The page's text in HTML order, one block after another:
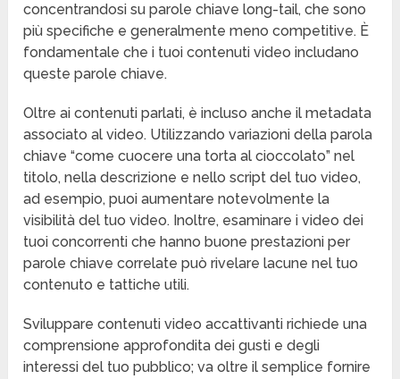
concentrandosi su parole chiave long-tail, che sono
più specifiche e generalmente meno competitive. È
fondamentale che i tuoi contenuti video includano
queste parole chiave.
Oltre ai contenuti parlati, è incluso anche il metadata
associato al video. Utilizzando variazioni della parola
chiave “come cuocere una torta al cioccolato” nel
titolo, nella descrizione e nello script del tuo video,
ad esempio, puoi aumentare notevolmente la
visibilità del tuo video. Inoltre, esaminare i video dei
tuoi concorrenti che hanno buone prestazioni per
parole chiave correlate può rivelare lacune nel tuo
contenuto e tattiche utili.
Sviluppare contenuti video accattivanti richiede una
comprensione approfondita dei gusti e degli
interessi del tuo pubblico; va oltre il semplice fornire